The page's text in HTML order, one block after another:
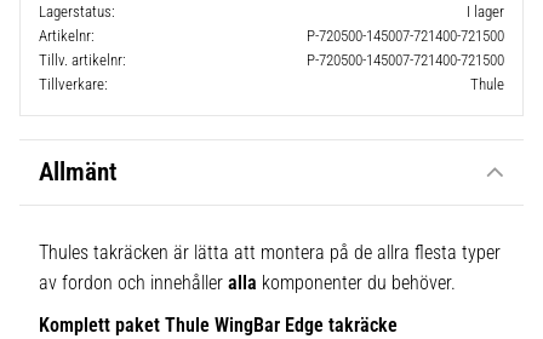
Lagerstatus
I lager
Artikelnr
P-720500-145007-721400-721500
Tillv. artikelnr
P-720500-145007-721400-721500
Tillverkare
Thule
Allmänt
Thules takräcken är lätta att montera på de allra flesta typer
av fordon och innehåller alla komponenter du behöver.
Komplett paket Thule WingBar Edge takräcke